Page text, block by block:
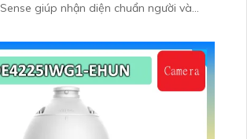
giúp nhận diện chuẩn người và